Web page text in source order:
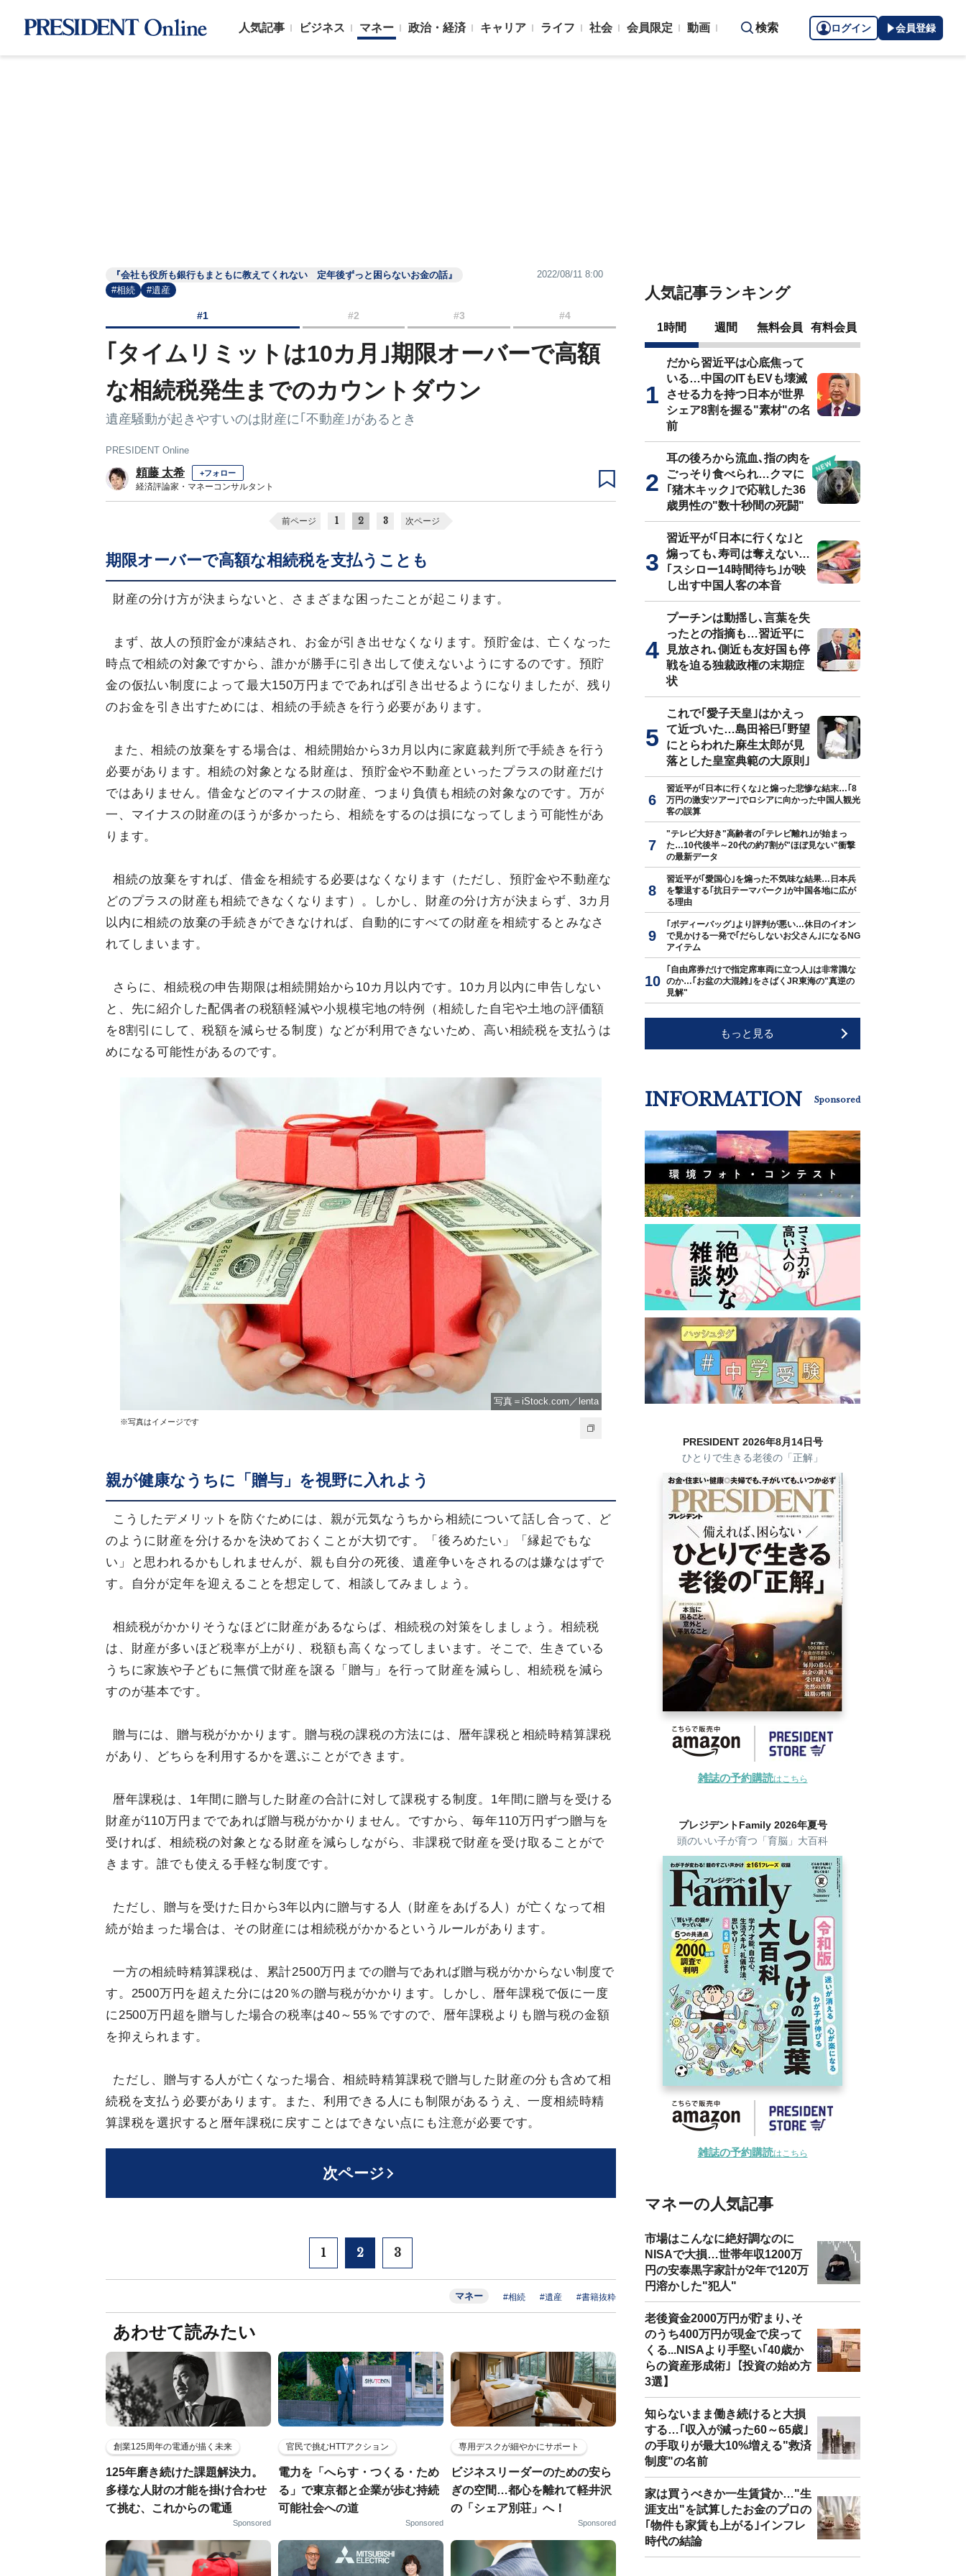
人気記事 ビジネス マネー 政治・経済 キャリア ライフ 社会 会員限定 動画 検索 ログイン 会員登録
『会社も役所も銀行もまともに教えてくれない 定年後ずっと困らないお金の話』
#相続
#遺産
2022/08/11 8:00
#1 #2 #3 #4
｢タイムリミットは10カ月｣期限オーバーで高額
な相続税発生までのカウントダウン
遺産騒動が起きやすいのは財産に｢不動産｣があるとき
PRESIDENT Online
頼藤 太希 +フォロー
経済評論家・マネーコンサルタント
前ページ 1 2 3 次ページ
期限オーバーで高額な相続税を支払うことも
財産の分け方が決まらないと、さまざまな困ったことが起こります。
まず、故人の預貯金が凍結され、お金が引き出せなくなります。預貯金は、亡くなった
時点で相続の対象ですから、誰かが勝手に引き出して使えないようにするのです。預貯
金の仮払い制度によって最大150万円までであれば引き出せるようになりましたが、残り
のお金を引き出すためには、相続の手続きを行う必要があります。
また、相続の放棄をする場合は、相続開始から3カ月以内に家庭裁判所で手続きを行う
必要があります。相続の対象となる財産は、預貯金や不動産といったプラスの財産だけ
ではありません。借金などのマイナスの財産、つまり負債も相続の対象なのです。万が
一、マイナスの財産のほうが多かったら、相続をするのは損になってしまう可能性があ
ります。
相続の放棄をすれば、借金を相続する必要はなくなります（ただし、預貯金や不動産な
どのプラスの財産も相続できなくなります）。しかし、財産の分け方が決まらず、3カ月
以内に相続の放棄の手続きができなければ、自動的にすべての財産を相続するとみなさ
れてしまいます。
さらに、相続税の申告期限は相続開始から10カ月以内です。10カ月以内に申告しない
と、先に紹介した配偶者の税額軽減や小規模宅地の特例（相続した自宅や土地の評価額
を8割引にして、税額を減らせる制度）などが利用できないため、高い相続税を支払うは
めになる可能性があるのです。
写真＝iStock.com／lenta
※写真はイメージです
親が健康なうちに「贈与」を視野に入れよう
こうしたデメリットを防ぐためには、親が元気なうちから相続について話し合って、ど
のように財産を分けるかを決めておくことが大切です。「後ろめたい」「縁起でもな
い」と思われるかもしれませんが、親も自分の死後、遺産争いをされるのは嫌なはずで
す。自分が定年を迎えることを想定して、相談してみましょう。
相続税がかかりそうなほどに財産があるならば、相続税の対策をしましょう。相続税
は、財産が多いほど税率が上がり、税額も高くなってしまいます。そこで、生きている
うちに家族や子どもに無償で財産を譲る「贈与」を行って財産を減らし、相続税を減ら
すのが基本です。
贈与には、贈与税がかかります。贈与税の課税の方法には、暦年課税と相続時精算課税
があり、どちらを利用するかを選ぶことができます。
暦年課税は、1年間に贈与した財産の合計に対して課税する制度。1年間に贈与を受ける
財産が110万円までであれば贈与税がかかりません。ですから、毎年110万円ずつ贈与を
受ければ、相続税の対象となる財産を減らしながら、非課税で財産を受け取ることがで
きます。誰でも使える手軽な制度です。
ただし、贈与を受けた日から3年以内に贈与する人（財産をあげる人）が亡くなって相
続が始まった場合は、その財産には相続税がかかるというルールがあります。
一方の相続時精算課税は、累計2500万円までの贈与であれば贈与税がかからない制度で
す。2500万円を超えた分には20％の贈与税がかかります。しかし、暦年課税で仮に一度
に2500万円超を贈与した場合の税率は40～55％ですので、暦年課税よりも贈与税の金額
を抑えられます。
ただし、贈与する人が亡くなった場合、相続時精算課税で贈与した財産の分も含めて相
続税を支払う必要があります。また、利用できる人にも制限があるうえ、一度相続時精
算課税を選択すると暦年課税に戻すことはできない点にも注意が必要です。
次ページ
1 2 3
マネー #相続 #遺産 #書籍抜粋
あわせて読みたい
創業125周年の電通が描く未来
125年磨き続けた課題解決力。
多様な人財の才能を掛け合わせ
て挑む、これからの電通
Sponsored
官民で挑むHTTアクション
電力を「へらす・つくる・ため
る」で東京都と企業が歩む持続
可能社会への道
Sponsored
専用デスクが細やかにサポート
ビジネスリーダーのための安ら
ぎの空間…都心を離れて軽井沢
の「シェア別荘」へ！
Sponsored
人気記事ランキング
1時間 週間 無料会員 有料会員
だから習近平は心底焦って
いる…中国のITもEVも壊滅
させる力を持つ日本が世界
シェア8割を握る"素材"の名
前
耳の後ろから流血､指の肉を
ごっそり食べられ…クマに
｢猪木キック｣で応戦した36
歳男性の"数十秒間の死闘"
習近平が｢日本に行くな｣と
煽っても､寿司は奪えない…
｢スシロー14時間待ち｣が映
し出す中国人客の本音
プーチンは動揺し､言葉を失
ったとの指摘も…習近平に
見放され､側近も友好国も停
戦を迫る独裁政権の末期症
状
これで｢愛子天皇｣はかえっ
て近づいた…島田裕巳｢野望
にとらわれた麻生太郎が見
落とした皇室典範の大原則｣
習近平が｢日本に行くな｣と煽った悲惨な結末…｢8
万円の激安ツアー｣でロシアに向かった中国人観光
客の誤算
"テレビ大好き"高齢者の｢テレビ離れ｣が始まっ
た…10代後半～20代の約7割が"ほぼ見ない"衝撃
の最新データ
習近平が｢愛国心｣を煽った不気味な結果…日本兵
を撃退する｢抗日テーマパーク｣が中国各地に広が
る理由
｢ボディーバッグ｣より評判が悪い…休日のイオン
で見かける一発で｢だらしないお父さん｣になるNG
アイテム
｢自由席券だけで指定席車両に立つ人｣は非常識な
のか…｢お盆の大混雑｣をさばくJR東海の"真逆の
見解"
もっと見る
INFORMATION Sponsored
PRESIDENT 2026年8月14日号
ひとりで生きる老後の「正解」
雑誌の予約購読はこちら
プレジデントFamily 2026年夏号
頭のいい子が育つ「育脳」大百科
雑誌の予約購読はこちら
マネーの人気記事
市場はこんなに絶好調なのに
NISAで大損…世帯年収1200万
円の安泰黒字家計が2年で120万
円溶かした"犯人"
老後資金2000万円が貯まり､そ
のうち400万円が現金で戻って
くる...NISAより手堅い｢40歳か
らの資産形成術｣【投資の始め方
3選】
知らないまま働き続けると大損
する…｢収入が減った60～65歳｣
の手取りが最大10%増える"救済
制度"の名前
家は買うべきか一生賃貸か…"生
涯支出"を試算したお金のプロの
｢物件も家賃も上がる｣インフレ
時代の結論